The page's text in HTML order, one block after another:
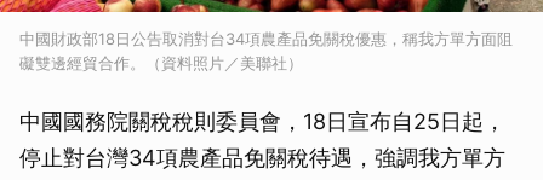
中國財政部18日公告取消對台34項農產品免關稅優惠，稱我方單方面阻
礙雙邊經貿合作。（資料照片／美聯社）
中國國務院關稅稅則委員會，18日宣布自25日起，
停止對台灣34項農產品免關稅待遇，強調我方單方